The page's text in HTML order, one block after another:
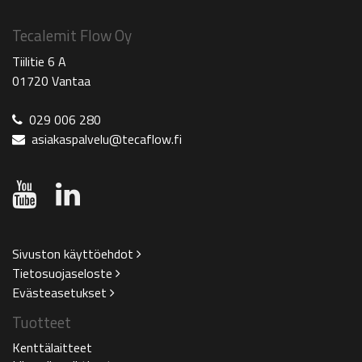
Tecalemit Flow Oy
Tiilitie 6 A
01720 Vantaa
029 006 280
asiakaspalvelu@tecaflow.fi
Sivuston käyttöehdot
Tietosuojaseloste
Evästeasetukset
Tuotteet
Kenttälaitteet